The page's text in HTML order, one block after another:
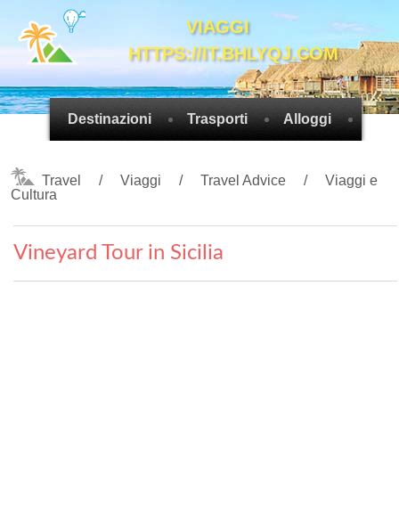
VIAGGI
HTTPS://IT.BHLYQJ.COM
Destinazioni Trasporti Alloggi
Travel Viaggi Travel Advice
Viaggi e
Cultura
Vineyard Tour in Sicilia